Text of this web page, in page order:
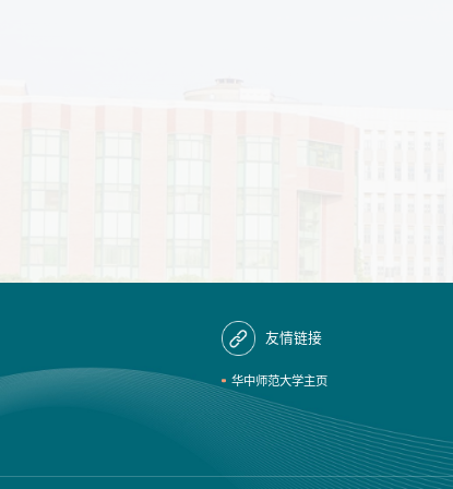
友情链接
华中师范大学主页